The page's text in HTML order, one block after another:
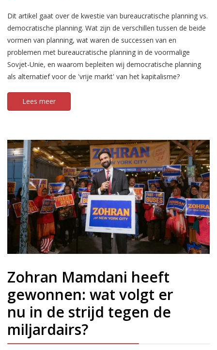
Dit artikel gaat over de kwestie van bureaucratische planning vs.
democratische planning. Wat zijn de verschillen tussen de beide
vormen van planning, wat waren de successen van en
problemen met bureaucratische planning in de voormalige
Sovjet-Unie, en waarom bepleiten wij democratische planning
als alternatief voor de 'vrije markt' van het kapitalisme?
Lees meer
Zohran Mamdani heeft
gewonnen: wat volgt er
nu in de strijd tegen de
miljardairs?